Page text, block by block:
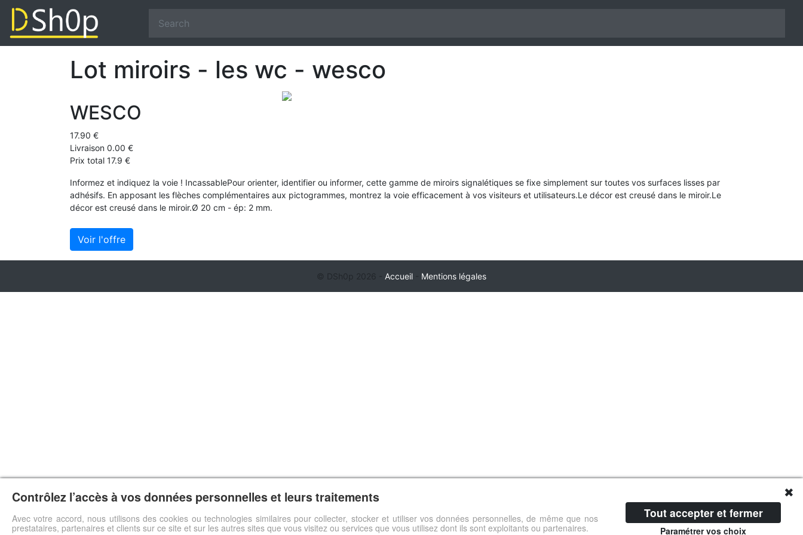
Lot miroirs - les wc - wesco
WESCO
17.90 €
Livraison 0.00 €
Prix total 17.9 €
Informez et indiquez la voie ! IncassablePour orienter, identifier ou informer, cette gamme de miroirs signalétiques se fixe simplement sur toutes vos surfaces lisses par
adhésifs. En apposant les flèches complémentaires aux pictogrammes, montrez la voie efficacement à vos visiteurs et utilisateurs.Le décor est creusé dans le miroir.Le
décor est creusé dans le miroir.Ø 20 cm - ép: 2 mm.
Voir l'offre
© DSh0p 2026 - Accueil Mentions légales
✖
Contrôlez l’accès à vos données personnelles et leurs traitements
Avec votre accord, nous utilisons des cookies ou technologies similaires pour collecter, stocker et utiliser vos données personnelles, de même que nos
prestataires, partenaires et clients sur ce site et sur les autres sites que vous visitez ou services que vous utilisez dont ils sont exploitants ou partenaires.
Tout accepter et fermer
Paramétrer vos choix